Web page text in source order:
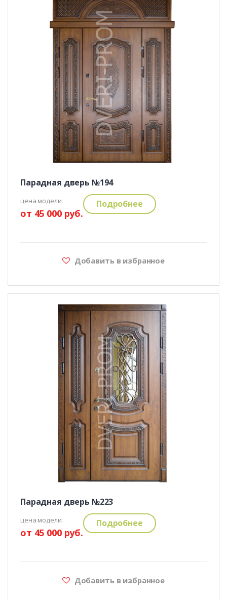
Парадная дверь №194
цена модели:
от 45 000 руб.
Подробнее
Добавить в избранное
Парадная дверь №223
цена модели:
от 45 000 руб.
Подробнее
Добавить в избранное